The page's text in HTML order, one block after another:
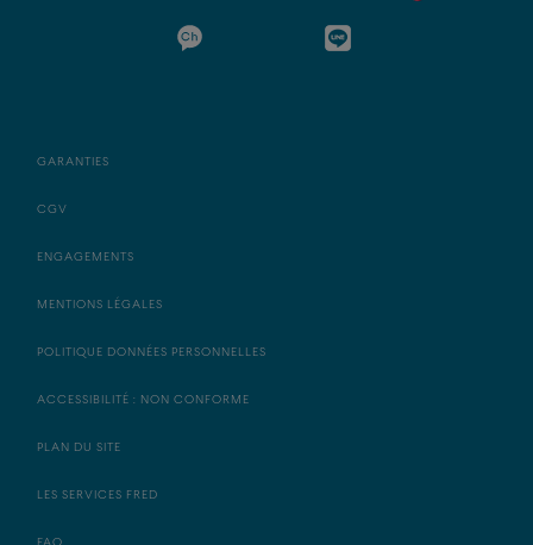
GARANTIES
CGV
ENGAGEMENTS
MENTIONS LÉGALES
POLITIQUE DONNÉES PERSONNELLES
ACCESSIBILITÉ : NON CONFORME
PLAN DU SITE
LES SERVICES FRED